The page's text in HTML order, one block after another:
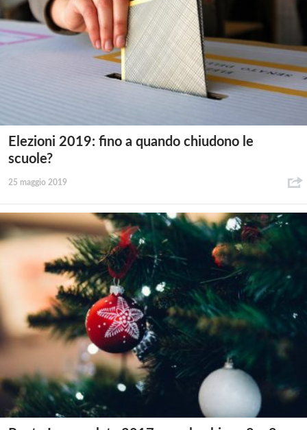
Elezioni 2019: fino a quando chiudono le
scuole?
25 maggio 2019